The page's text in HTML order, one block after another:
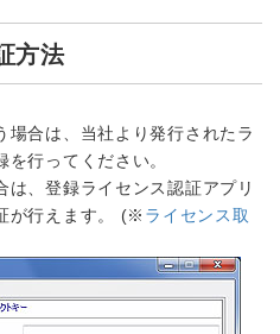
方法
場合は、当社より発行されたラ
行ってください。
、登録ライセンス認証アプリ
が行えます。 (※ ライセンス取